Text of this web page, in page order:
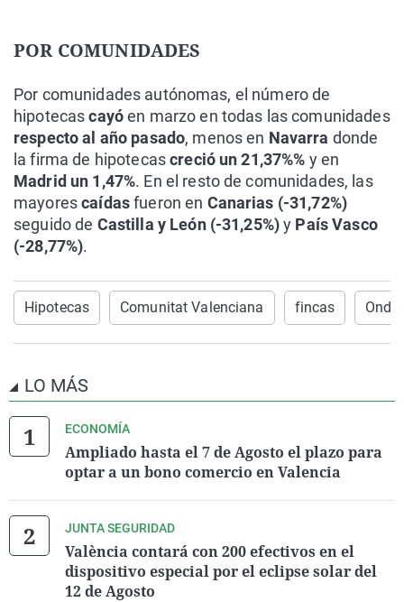
POR COMUNIDADES
Por comunidades autónomas, el número de
hipotecascayóen marzo en todas las comunidades
respecto al año pasado, menos en Navarra donde
la firma de hipotecascreció un 21,37%% y en
Madrid un 1,47%. En el resto de comunidades, las
mayorescaídasfueron en Canarias (-31,72%)
seguido de Castilla y León (-31,25%)y País Vasco
(-28,77%).
Hipotecas Comunitat Valenciana fincas Onda
LO MÁS
ECONOMÍA
Ampliado hasta el 7 de Agosto el plazo para
optar a un bono comercio en Valencia
JUNTA SEGURIDAD
València contará con 200 efectivos en el
dispositivo especial por el eclipse solar del
12 de Agosto